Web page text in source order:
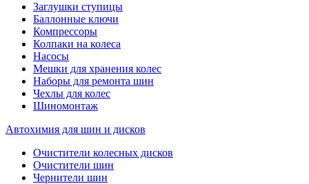
Заглушки ступицы
Баллонные ключи
Компрессоры
Колпаки на колеса
Насосы
Мешки для хранения колес
Наборы для ремонта шин
Чехлы для колес
Шиномонтаж
Автохимия для шин и дисков
Очистители колесных дисков
Очистители шин
Чернители шин